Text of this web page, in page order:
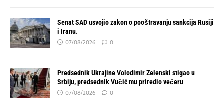
Senat SAD usvojio zakon o pooštravanju sankcija Rusiji
i Iranu.
07/08/2026 0
Predsednik Ukrajine Volodimir Zelenski stigao u
Srbiju, predsednik Vučić mu priredio večeru
07/08/2026 0